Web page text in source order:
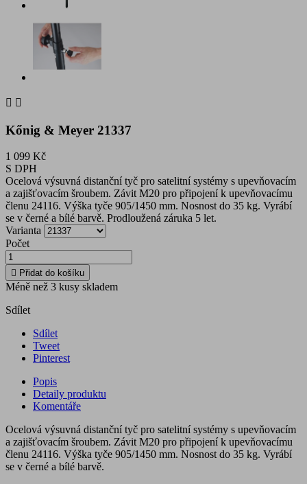
 
Kőnig & Meyer 21337
1 099 Kč
S DPH
Ocelová výsuvná distanční tyč pro satelitní systémy s upevňovacím
a zajišťovacím šroubem. Závit M20 pro připojení k upevňovacímu
členu 24116. Výška tyče 905/1450 mm. Nosnost do 35 kg. Vyrábí
se v černé a bílé barvě. Prodloužená záruka 5 let.
Varianta
Počet
 Přidat do košíku
Méně než 3 kusy skladem
Sdílet
Sdílet
Tweet
Pinterest
Popis
Detaily produktu
Komentáře
Ocelová výsuvná distanční tyč pro satelitní systémy s upevňovacím
a zajišťovacím šroubem. Závit M20 pro připojení k upevňovacímu
členu 24116. Výška tyče 905/1450 mm. Nosnost do 35 kg. Vyrábí
se v černé a bílé barvě.